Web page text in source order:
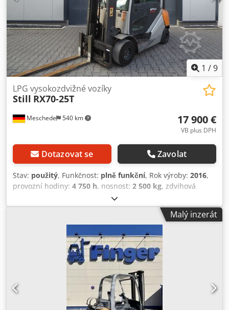
1 /9
Meschede 540 km
LPG vysokozdvižné vozíky
Still RX70-25T
17 900 €
VB plus DPH
Dotazovat se Zavolat
Stav: použitý, Funkčnost: plně funkční, Rok výroby: 2016,
provozní hodiny: 4 750 h, nosnost: 2 500 kg, zdvihová
, volný zdvih:150 mm
typ stožáru:simplex, stavební výška:2 750 mm, typ
, vysokozdvižný vozík na LPG Těžiště
stožáru: Standardní Technický stav: dobrý Typ předních
pneumatik: Superelastické Dedpfx Aaeu D Rhfsfekr Stav
předních pneumatik: 0 - 20% Zadní pneumatiky Typ:
Superelastické Stav zadních pneumatik: 20 - 40 % Boční
řazení, 3. ventil, zadní pracovní světla, přední pracovní
světla, plná kabina,
Malý inzerát